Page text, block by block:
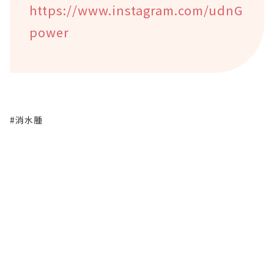
https://www.instagram.com/udnG
power
#消水腫